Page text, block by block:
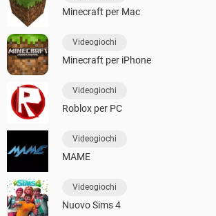
Minecraft per Mac
Videogiochi
Minecraft per iPhone
Videogiochi
Roblox per PC
Videogiochi
MAME
Videogiochi
Nuovo Sims 4